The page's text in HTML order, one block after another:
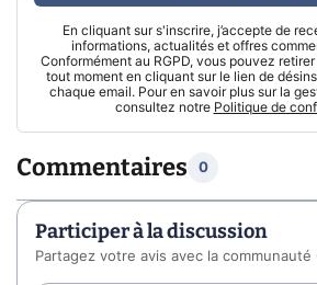
En cliquant sur s'inscrire, j’accepte de
informations, actualités et offres
Conformément au RGPD, vous pouvez
tout moment en cliquant sur le lien de
chaque email. Pour en savoir plus sur la
consultez notre Politique de
Commentaires 0
Participer à la discussion
Partagez votre avis avec la communauté